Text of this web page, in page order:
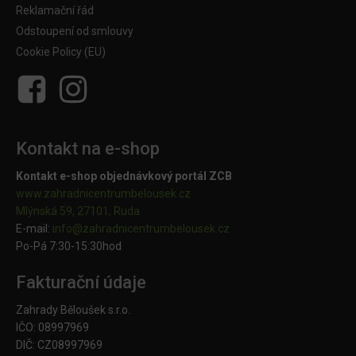
Reklamační řád
Odstoupení od smlouvy
Cookie Policy (EU)
Kontakt na e-shop
Kontakt e-shop objednávkový portál ZCB
www.zahradnicentrumbelousek.cz
Mlýnská 59, 27101, Ruda
E-mail: info@zahradnicentrumbelousek. cz
Po-Pá 7:30-15:30hod
Fakturační údaje
Zahrady Běloušek s.r.o.
IČO: 08997969
DIČ: CZ08997969